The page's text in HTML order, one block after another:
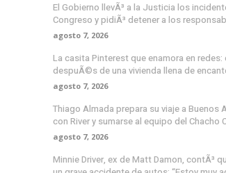
El Gobierno llevÃ³ a la Justicia los
Congreso y pidiÃ³ detener a los
agosto 7, 2026
La casita Pinterest que enamora en redes:
despuÃ©s de una vivienda llena de
agosto 7, 2026
Thiago Almada prepara su viaje a Buenos
con River y sumarse al equipo del Chacho
agosto 7, 2026
Minnie Driver, ex de Matt Damon, contÃ³